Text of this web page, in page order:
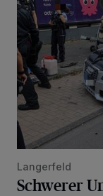
Langerfeld
Schwerer